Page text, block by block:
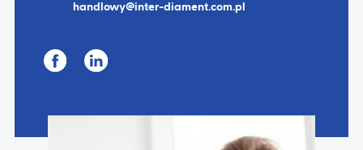
handlowy@inter-diament.com.pl